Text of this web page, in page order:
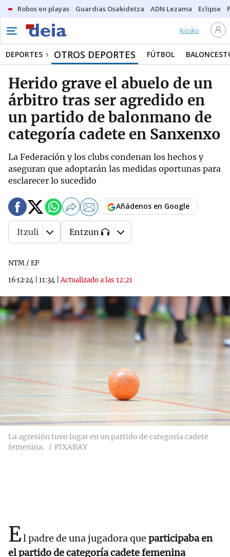
Robos en playas Guardias Osakidetza ADN Lezama Eclipse
Kiosko
DEPORTES OTROS DEPORTES FÚTBOL
Herido grave el abuelo de un
árbitro tras ser agredido en
un partido de balonmano de
categoría cadete en Sanxenxo
La Federación y los clubs condenan los hechos y
aseguran que adoptarán las medidas oportunas para
esclarecer lo sucedido
NTM / EP
16·12·24
11:34 |Actualizado a las 12:21
Añádenos en Google
Itzuli Entzun
La agresión tuvo lugar en un partido de categoría cadete
femenina.
PIXABAY
El padre de una jugadora que participaba en
el partido de categoría cadete femenina